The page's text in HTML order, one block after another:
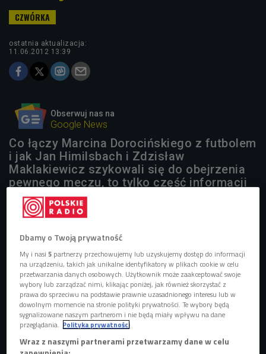
ostatnia aktualizacja:
11.06.2012 13:39
Obserwuj nas na
Google News
Co łączy Marcina Dorocińskiego z futbolem
i jak Jan Himilsbach i Zdzisław
Maklakiewicz szykowali się do obejrzenia
pewnego meczu, to tylko część informacji
jaki znajdziemy na nowym filmowo
piłkarskim blogu "35 mm od pola karnego".
AUDIO 1 plik
 04'11 
Kasia Kornet o blogu "35mm od pola karnego"
Blog Rafała Pawłowskiego, to pokłosie idei, która narodziła
się w 2011 roku i ostatecznie zmaterializowała się jedynie
Dbamy o Twoją prywatność
My i nasi5 partnerzy przechowujemy lub uzyskujemy dostęp do informacji
na urządzeniu, takich jak unikalne identyfikatory w plikach cookie w celu
przetwarzania danych osobowych. Użytkownik może zaakceptować swoje
wybory lub zarządzać nimi, klikając poniżej, jak również skorzystać z
prawa do sprzeciwu na podstawie prawnie uzasadnionego interesu lub w
dowolnym momencie na stronie polityki prywatności. Te wybory będą
sygnalizowane naszym partnerom i nie będą miały wpływu na dane
przeglądania. Polityka prywatności
Wraz z naszymi partnerami przetwarzamy dane w celu